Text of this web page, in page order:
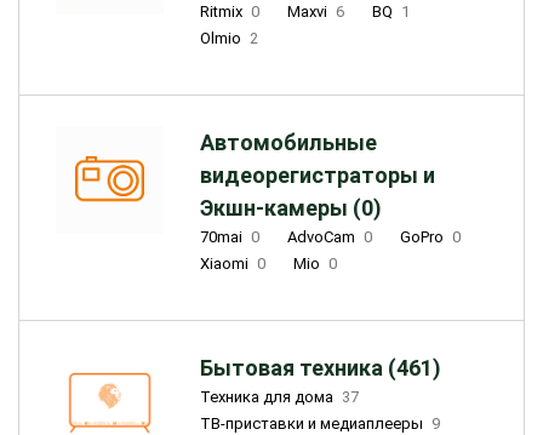
Ritmix 0 Maxvi 6 BQ 1
Olmio 2
Автомобильные
видеорегистраторы и
Экшн-камеры (0)
70mai 0 AdvoCam 0 GoPro 0
Xiaomi 0 Mio 0
Бытовая техника (461)
Техника для дома 37
ТВ-приставки и медиаплееры 9